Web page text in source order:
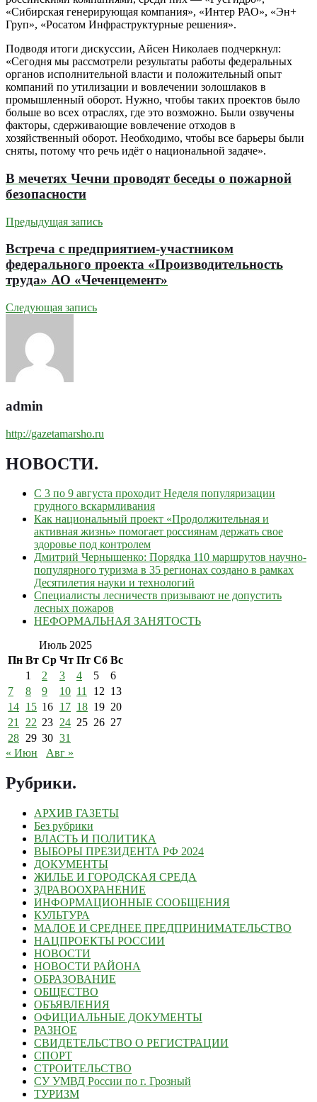
«Сибирская генерирующая компания», «Интер РАО», «Эн+
Груп», «Росатом Инфраструктурные решения».
Подводя итоги дискуссии, Айсен Николаев подчеркнул:
«Сегодня мы рассмотрели результаты работы федеральных
органов исполнительной власти и положительный опыт
компаний по утилизации и вовлечении золошлаков в
промышленный оборот. Нужно, чтобы таких проектов было
больше во всех отраслях, где это возможно. Были озвучены
факторы, сдерживающие вовлечение отходов в
хозяйственный оборот. Необходимо, чтобы все барьеры были
сняты, потому что речь идёт о национальной задаче».
В мечетях Чечни проводят беседы о пожарной
безопасности
Предыдущая запись
Встреча с предприятием-участником
федерального проекта «Производительность
труда» АО «Чеченцемент»
Следующая запись
admin
http://gazetamarsho.ru
НОВОСТИ.
С 3 по 9 августа проходит Неделя популяризации
грудного вскармливания
Как национальный проект «Продолжительная и
активная жизнь» помогает россиянам держать свое
здоровье под контролем
Дмитрий Чернышенко: Порядка 110 маршрутов научно-
популярного туризма в 35 регионах создано в рамках
Десятилетия науки и технологий
Специалисты лесничеств призывают не допустить
лесных пожаров
НЕФОРМАЛЬНАЯ ЗАНЯТОСТЬ
Июль 2025
Пн Вт Ср Чт Пт Сб Вс
1
2 3 4 5
6
7
8 9 10 11 12 13
14 15 16 17 18 19 20
21 22 23 24 25 26 27
28 29 30 31
« Июн
Авг »
Рубрики.
АРХИВ ГАЗЕТЫ
Без рубрики
ВЛАСТЬ И ПОЛИТИКА
ВЫБОРЫ ПРЕЗИДЕНТА РФ 2024
ДОКУМЕНТЫ
ЖИЛЬЕ И ГОРОДСКАЯ СРЕДА
ЗДРАВООХРАНЕНИЕ
ИНФОРМАЦИОННЫЕ СООБЩЕНИЯ
КУЛЬТУРА
МАЛОЕ И СРЕДНЕЕ ПРЕДПРИНИМАТЕЛЬСТВО
НАЦПРОЕКТЫ РОССИИ
НОВОСТИ
НОВОСТИ РАЙОНА
ОБРАЗОВАНИЕ
ОБЩЕСТВО
ОБЪЯВЛЕНИЯ
ОФИЦИАЛЬНЫЕ ДОКУМЕНТЫ
РАЗНОЕ
СВИДЕТЕЛЬСТВО О РЕГИСТРАЦИИ
СПОРТ
СТРОИТЕЛЬСТВО
СУ УМВД России по г. Грозный
ТУРИЗМ